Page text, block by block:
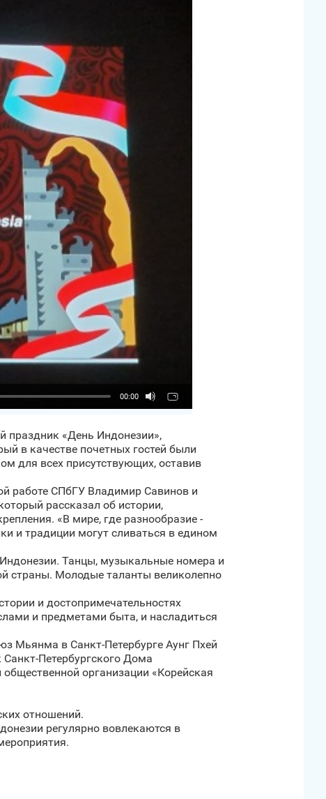
00:00
праздник «День Индонезии»,
в качестве почетных гостей были
для всех присутствующих, оставив
работе СПбГУ Владимир Савинов и
рассказал об истории,
«В мире, где разнообразие -
и традиции могут сливаться в едином
Танцы, музыкальные номера и
страны. Молодые таланты великолепно
и достопримечательностях
и предметами быта, и насладиться
Мьянма в Санкт‑Петербурге Аунг Пхей
Дома
организации «Корейская
отношений.
регулярно вовлекаются в